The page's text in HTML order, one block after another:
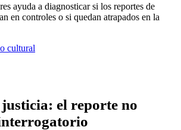
ayuda a diagnosticar si los reportes de
en controles o si quedan atrapados en la
cultural
el reporte no